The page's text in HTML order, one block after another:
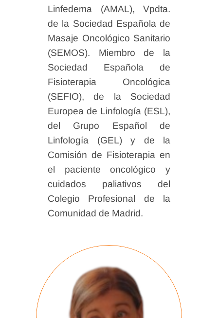
Linfedema (AMAL), Vpdta.
de la Sociedad Española de
Masaje Oncológico Sanitario
(SEMOS). Miembro de la
Sociedad Española de
Fisioterapia Oncológica
(SEFIO), de la Sociedad
Europea de Linfología (ESL),
del Grupo Español de
Linfología (GEL) y de la
Comisión de Fisioterapia en
el paciente oncológico y
cuidados paliativos del
Colegio Profesional de la
Comunidad de Madrid.